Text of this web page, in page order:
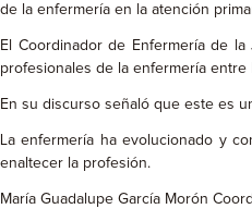
de la enfermería en la atención
El Coordinador de Enfermería de
profesionales de la enfermería entre
En su discurso señaló que este es
La enfermería ha evolucionado y
enaltecer la profesión.
María Guadalupe García Morón